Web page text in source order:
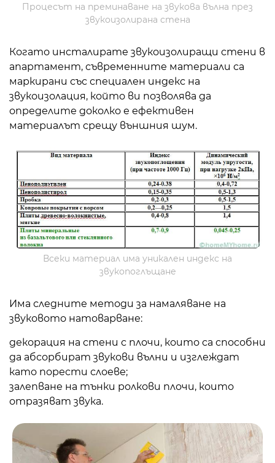
Процесът на преминаване на звукова вълна през
звукоизолирана стена
Когато инсталирате звукоизолиращи стени в
апартамент, съвременните материали са
маркирани със специален индекс на
звукоизолация, който ви позволява да
определите доколко е ефективен
материалът срещу външния шум.
Всеки материал има уникален индекс на
звукопоглъщане
Има следните методи за намаляване на
звуковото натоварване:
декорация на стени с плочи, които са способни
да абсорбират звукови вълни и изглеждат
като порести слоеве;
залепване на тънки ролкови плочи, които
отразяват звука.